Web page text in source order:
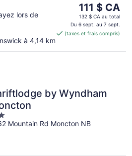
lors de
à 4,14 km
Le
prix
est
de 111 $ CA
111 $ CA
132 $ CA au total
Du 6 sept. au 7 sept.
(taxes et frais compris)
by Wyndham
Mountain Rd Moncton NB